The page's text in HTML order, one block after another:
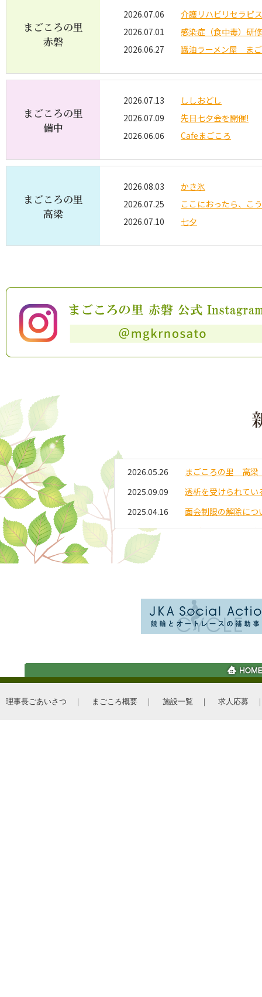
まごころの里
赤磐
2026.07.06
介護リハビリセラピ
2026.07.01
感染症（食中毒）研
2026.06.27
醤油ラーメン屋 ま
まごころの里
備中
2026.07.13
ししおどし
2026.07.09
先日七夕会を開催!
2026.06.06
Cafeまごころ
まごころの里
高梁
2026.08.03
かき氷
2026.07.25
ここにおったら、こ
2026.07.10
七夕
2026.05.26
まごころの里 高梁
2025.09.09
透析を受けられて
2025.04.16
面会制限の解除につ
2023.07.10
まごころの里 赤磐
2022.11.12
理事長ごあいさつ ｜ まごころ概要 ｜ 施設一覧 ｜ 求人応募